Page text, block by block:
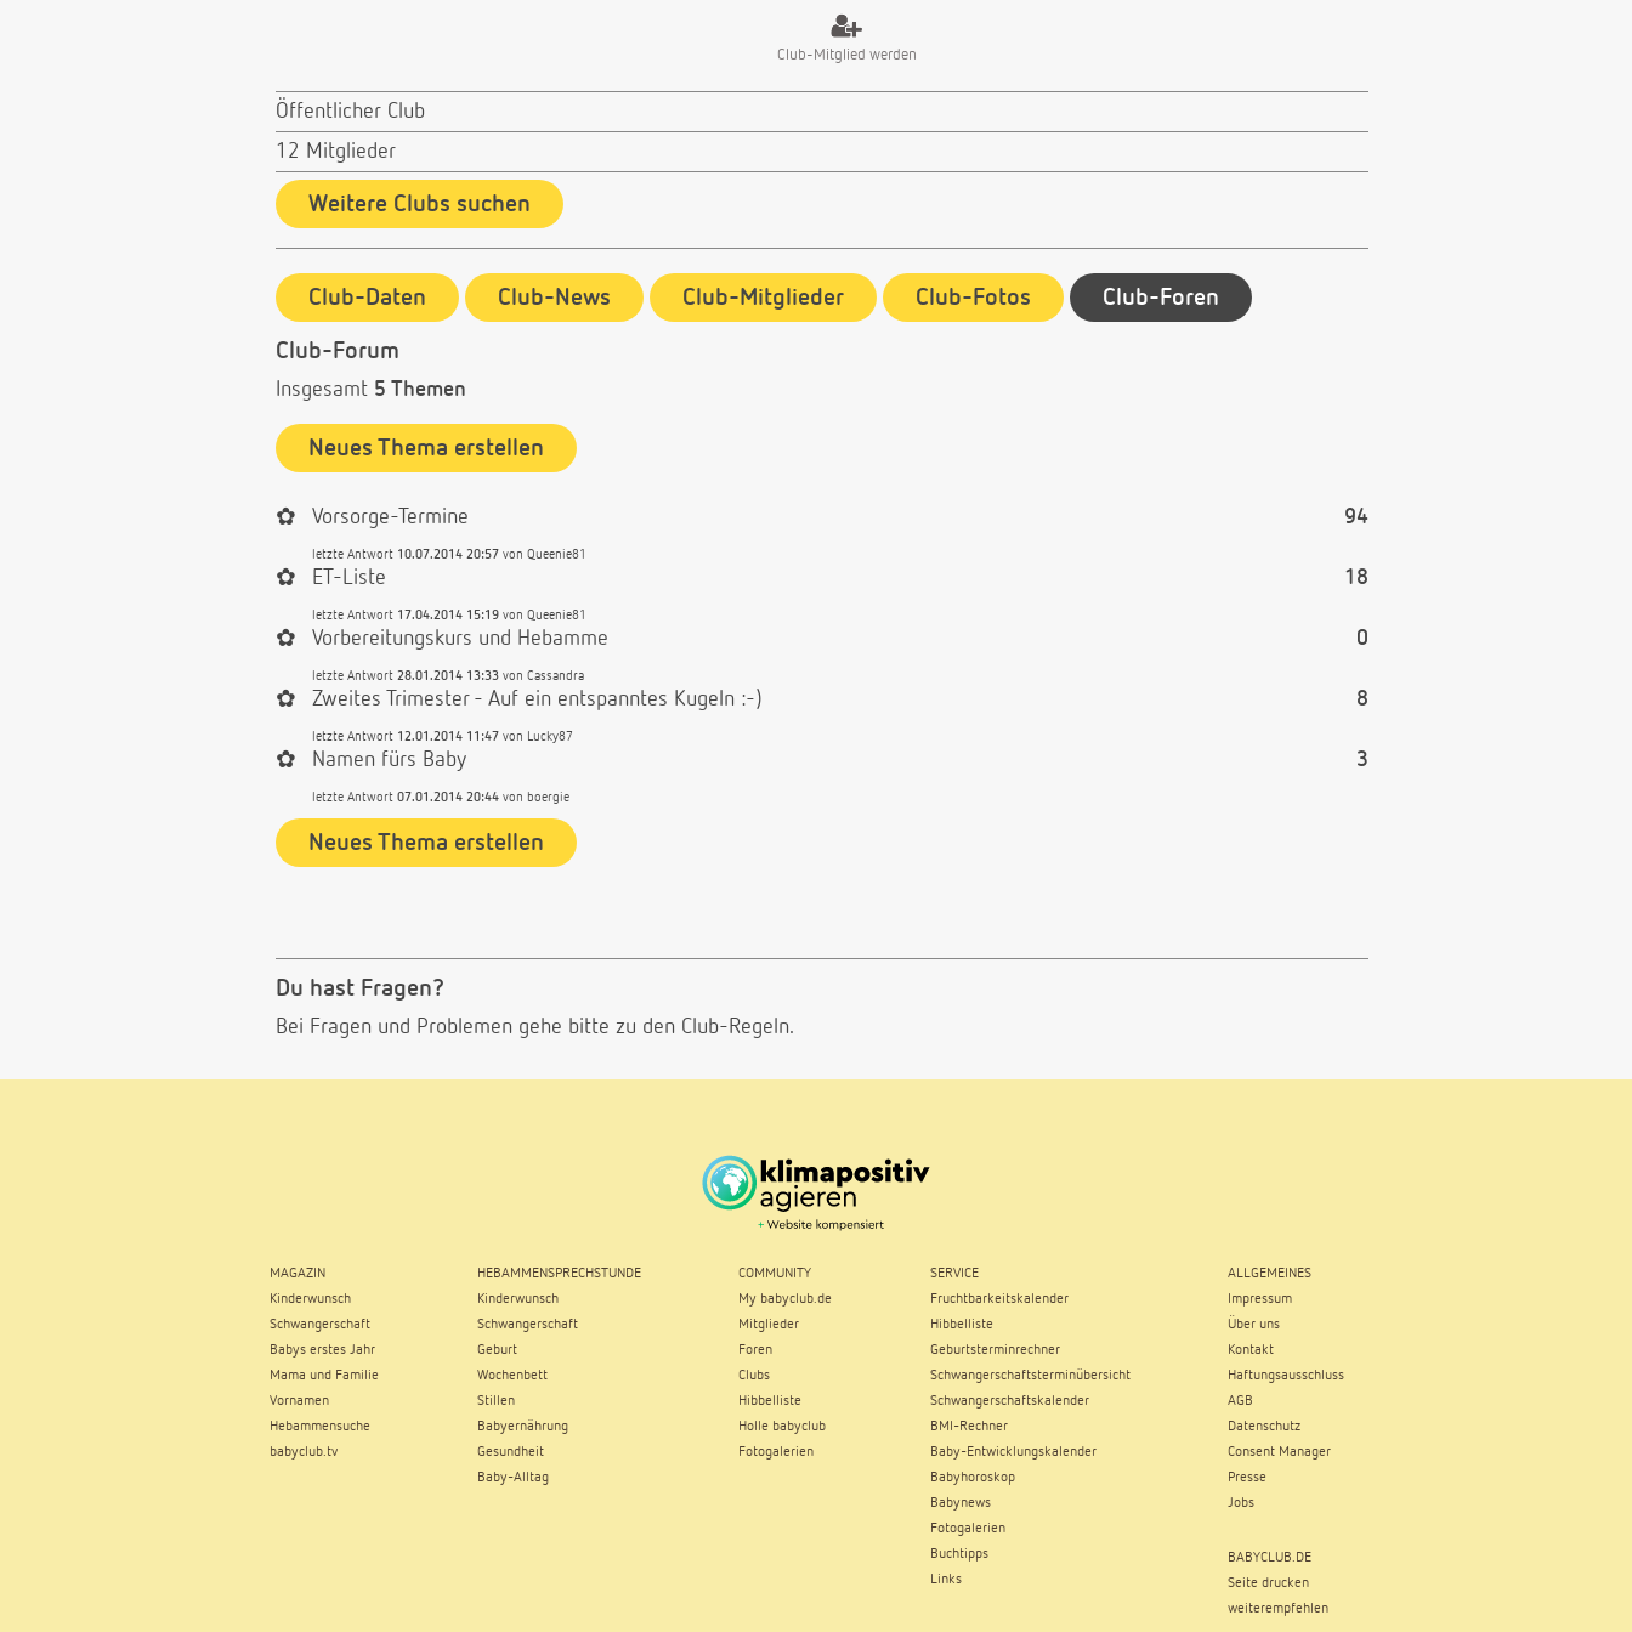
Club-Mitglied werden
Öffentlicher Club
12 Mitglieder
Weitere Clubs suchen
Club-Daten Club-News Club-Mitglieder Club-Fotos Club-Foren
Club-Forum
Insgesamt 5 Themen
Neues Thema erstellen
94
✿ Vorsorge-Termine
letzte Antwort 10.07.2014 20:57 von Queenie81
18
✿ ET-Liste
letzte Antwort 17.04.2014 15:19 von Queenie81
0
✿ Vorbereitungskurs und Hebamme
letzte Antwort 28.01.2014 13:33 von Cassandra
8
✿ Zweites Trimester - Auf ein entspanntes Kugeln :-)
letzte Antwort 12.01.2014 11:47 von Lucky87
3
✿ Namen fürs Baby
letzte Antwort 07.01.2014 20:44 von boergie
Neues Thema erstellen
Du hast Fragen?
Bei Fragen und Problemen gehe bitte zu den Club-Regeln.
MAGAZIN
Kinderwunsch
Schwangerschaft
Babys erstes Jahr
Mama und Familie
Vornamen
Hebammensuche
babyclub.tv
HEBAMMENSPRECHSTUNDE
Kinderwunsch
Schwangerschaft
Geburt
Wochenbett
Stillen
Babyernährung
Gesundheit
Baby-Alltag
COMMUNITY
My babyclub.de
Mitglieder
Foren
Clubs
Hibbelliste
Holle babyclub
Fotogalerien
SERVICE
Fruchtbarkeitskalender
Hibbelliste
Geburtsterminrechner
Schwangerschaftsterminübersicht
Schwangerschaftskalender
BMI-Rechner
Baby-Entwicklungskalender
Babyhoroskop
Babynews
Fotogalerien
Buchtipps
Links
ALLGEMEINES
Impressum
Über uns
Kontakt
Haftungsausschluss
AGB
Datenschutz
Consent Manager
Presse
Jobs
BABYCLUB.DE
Seite drucken
weiterempfehlen